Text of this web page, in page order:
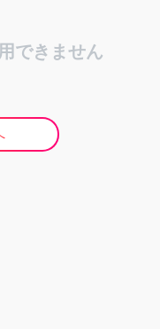
できません